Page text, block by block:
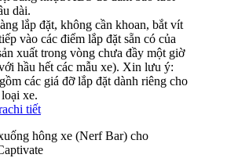
dài.
lắp đặt, không cần khoan, bắt vít
vào các điểm lắp đặt sẵn có của
xuất trong vòng chưa đầy một giờ
hầu hết các mẫu xe). Xin lưu ý:
các giá đỡ lắp đặt dành riêng cho
xe.
chi tiết